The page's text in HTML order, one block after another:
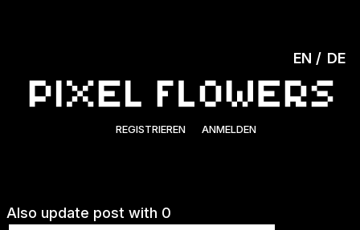
REGISTRIEREN ANMELDEN
EN DE
Also update post with 0